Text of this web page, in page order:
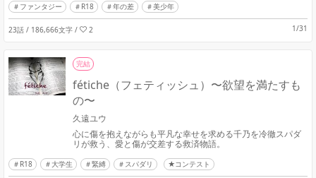
ファンタジー R18 年の差 美少年
23話 / 186,666文字 / 2 1/31
完結
fétiche（フェティッシュ）〜欲望を満たすも
の〜
久遠ユウ
心に傷を抱えながらも平凡な幸せを求める千乃を冷徹スパダ
リが救う、愛と傷が交差する救済物語。
R18 大学生 緊縛 スパダリ ★コンテスト